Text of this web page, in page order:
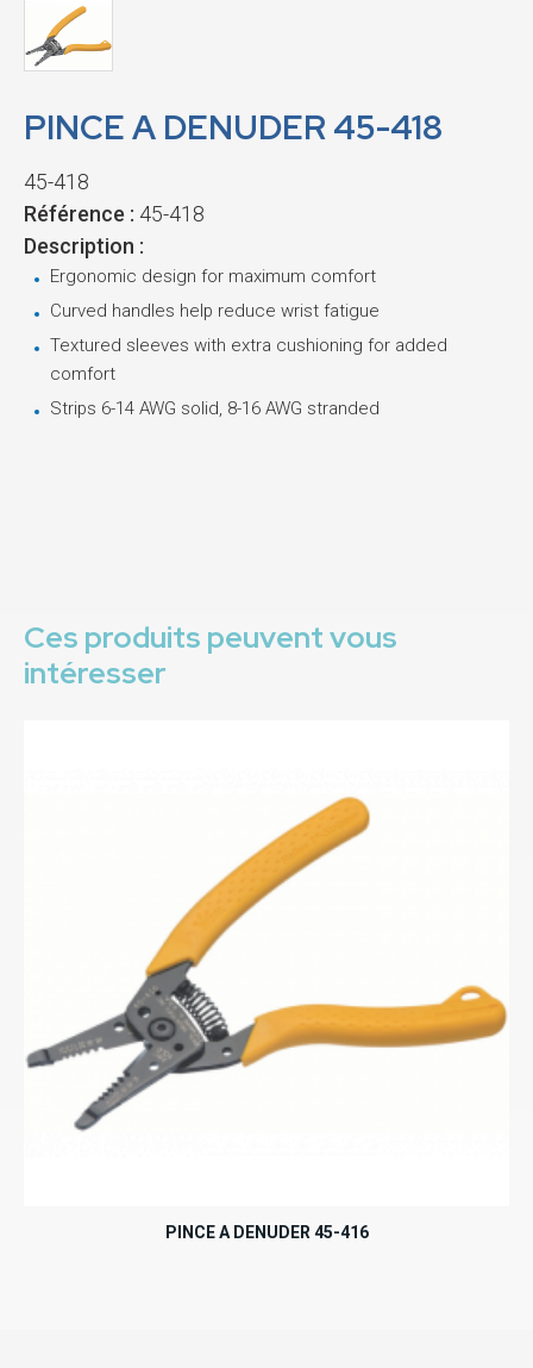
PINCE A DENUDER 45-418
45-418
Référence : 45-418
Description :
Ergonomic design for maximum comfort
Curved handles help reduce wrist fatigue
Textured sleeves with extra cushioning for added
comfort
Strips 6-14 AWG solid, 8-16 AWG stranded
Ces produits peuvent vous
intéresser
PINCE A DENUDER 45-416